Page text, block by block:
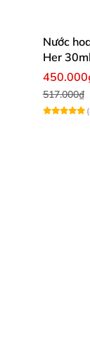
Nước
Her
517.000₫